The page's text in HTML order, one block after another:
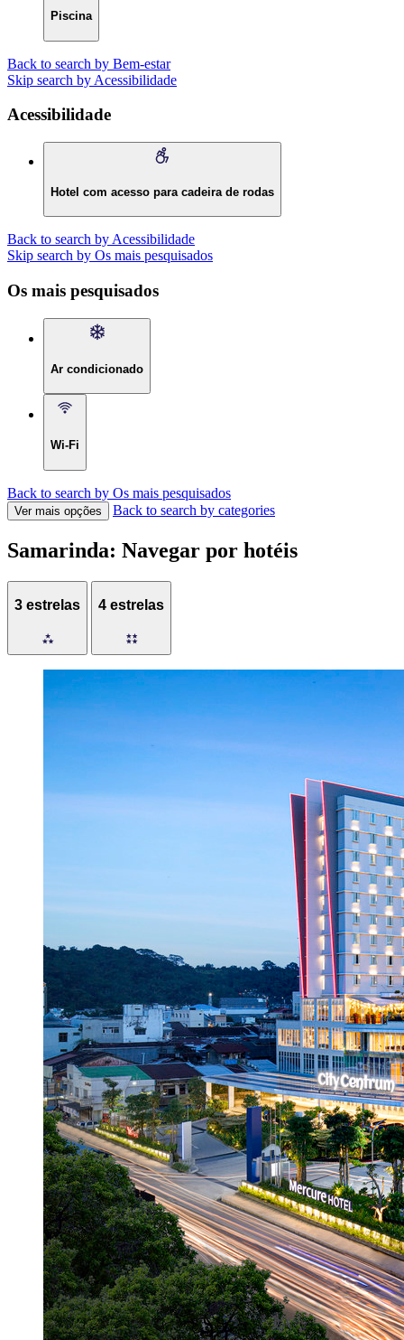
Piscina
Back to search by Bem-estar
Skip search by Acessibilidade
Acessibilidade
Hotel com acesso para cadeira de rodas
Back to search by Acessibilidade
Skip search by Os mais pesquisados
Os mais pesquisados
Ar condicionado
Wi-Fi
Back to search by Os mais pesquisados
Ver mais opções Back to search by categories
Samarinda: Navegar por hotéis
3 estrelas 4 estrelas